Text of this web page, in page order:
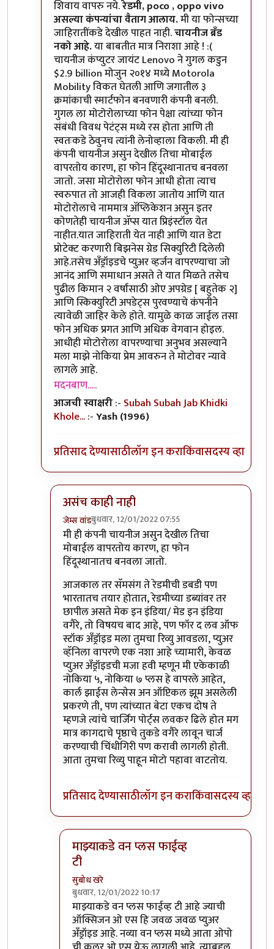
शिवाय वापरु नये.रेडमी, poco , oppo vivo
असल्या कंपन्यांचा वैताग आलाय.मी या फोन्सच्या
जाहिरातींकडे देखील पाहत नाही.चायनीज ब्रँड
नको आहे.या बाबतीत मात्र निराशा आहे ! :(
चायनीज कंप्युटर जायंट Lenovo ने गुगल कडुन
$2.9 billion मोजुन २०१४ मध्ये Motorola
Mobility विकत घेतली आणि जगातील ३
क्रमांकाची स्मार्टफोन बनवणारी कंपनी बनली.
गुगल ला मोटोरोलाच्या फोन पेक्षा त्यांच्या फोन
संबंधी विवध पेटंट्स मध्ये रस होता आणि ती
स्वतःकडे ठेवुनच त्यांनी लेनोव्हाला विकली. मी ही
कंपनी चायनीज असुन देखील तिचा मोबाईल
वापरतोय कारण, हा फोन हिंदूस्थानातच बनवला
जातो. जसा मोटोरोला फोन आधी होता त्याच
स्वरुपात तो आजही विकला जातोय आणि यात
मोटोरोलाचे नाममात्र अ‍ॅप्लिकेशन असुन इतर
कोणतेही चायनीज अ‍ॅप्स यात प्रिइंस्टॉल येत
नाहीत.यात जाहिराती येत नाही आणि यात डेटा
प्रोटेक्ट करणारी बिझनेस ग्रेड सिक्युरिटी दिलेली
आहे.तसेच अँड्रॉइडचे प्युअर व्हर्जन वापरण्याचा जो
आनंद आणि समाधान असते ते यात मिळते तसेच
पुढील किमान २ वर्षांसाठी ओए अपग्रेड [ बहुतेक २]
आणि स्किक्युरिटी अपडेट्स पुरवण्याचे कंपनीने
त्यावेळी जाहिर केले होते. यामुळे काळ जाईल तसा
फोन अधिक प्रगत आणि अधिक वेगवान होइल.
आधीही मोटोरोला वापरण्याचा अनुभव असल्याने
मला माझे नोकिया प्रेम आवरुन ते मोटोवर न्यावे
लागले आहे.
मदनबाण.....
आजची स्वाक्षरी:- Subah Subah Jab Khidki
Khole...:-Yash (1996)
प्रतिसाद देण्यासाठीलॉग इन कराकिंवासदस्य व्हा
असंच काही नाही
जेम्स वांडबुधवार, 12/01/2022 07:55
In reply toया फोन बद्दल तुमचा review काय
मी ही कंपनी चायनीज असुन देखील तिचा
मोबाईल वापरतोय कारण, हा फोन
हिंदूस्थानातच बनवला जातो.
आजकाल तर सॅमसंग ते रेडमीची डबडी पण
भारतातच तयार होतात, रेडमीच्या डब्यांवर तर
छापील असते मेक इन इंडिया/ मेड इन इंडिया
वगैरे, तो विषयच बाद आहे, पण फॉर द लव ऑफ
स्टॉक अँड्रॉइड मला तुमचा रिव्यु आवडला, प्युअर
व्हॅनिला वापरणे एक नशा आहे च्यामारी, केवळ
प्युअर अँड्रॉइडची मजा हवी म्हणून मी एकेकाळी
नोकिया ५, नोकिया ७ प्लस हे वापरले आहेत,
कार्ल झाईस लेन्सेस अन ऑप्टिकल झूम असलेली
प्रकरणे ती, पण त्यांच्यात बेटा एकच दोष ते
म्हणजे त्यांचे चार्जिंग पोर्ट्स लवकर ढिले होत मग
मात्र कागदाचे पृष्ठाचे तुकडे वगैरे लावून चार्ज
करण्याची चिंधीगिरी पण करावी लागली होती.
आता तुमचा रिव्यु पाहून मोटो पहावा वाटतोय.
प्रतिसाद देण्यासाठीलॉग इन कराकिंवासदस्य व्हा
माझ्याकडे वन प्लस फाईव्ह
टी
सुबोध खरे
बुधवार, 12/01/2022 10:17
In reply toअसंच काही नाहीbyजेम्स वांड
माझ्याकडे वन प्लस फाईव्ह टी आहे ज्याची
ऑक्सिजन ओ एस हि जवळ जवळ प्युअर
अँड्रॉइड आहे. नव्या वन प्लस मध्ये आता ओपो